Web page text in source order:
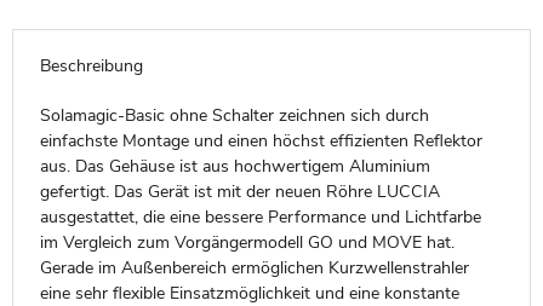
Beschreibung
Solamagic-Basic ohne Schalter zeichnen sich durch
einfachste Montage und einen höchst effizienten Reflektor
aus. Das Gehäuse ist aus hochwertigem Aluminium
gefertigt. Das Gerät ist mit der neuen Röhre LUCCIA
ausgestattet, die eine bessere Performance und Lichtfarbe
im Vergleich zum Vorgängermodell GO und MOVE hat.
Gerade im Außenbereich ermöglichen Kurzwellenstrahler
eine sehr flexible Einsatzmöglichkeit und eine konstante